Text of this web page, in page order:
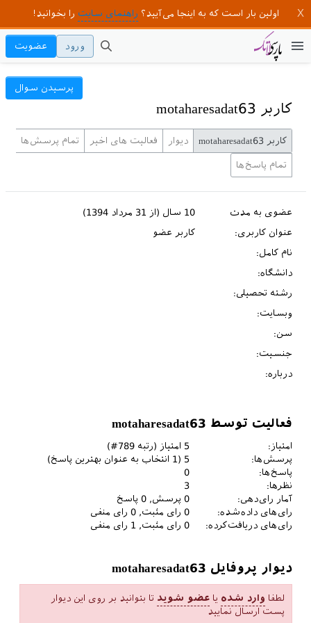
اولین بار است که به اینجا می‌آیید؟ راهنمای سایت را بخوانید!
ورود عضویت
کاربر motaharesadat63
پرسیدن سوال
کاربر motaharesadat63 دیوار فعالیت های اخیر تمام پرسش‌ها
تمام پاسخ‌ها
عضوی به مدت
10 سال (از 31 مرداد 1394)
عنوان کاربری:
کاربر عضو
نام کامل:
دانشگاه:
رشته تحصیلی:
وبسایت:
سن:
جنسیت:
درباره:
فعالیت توسط motaharesadat63
امتیاز: 5 امتیاز (رتبه789
#)
پرسش‌ها:
5
(
1 انتخاب به عنوان بهترین پاسخ)
پاسخ‌ها:
0
نظرها:
3
آمار رای‌دهی:
0 پرسش,0 پاسخ
رای‌های داده‌شده:
0 رای مثبت,0 رای منفی
رای‌های دریافت‌کرده:
0 رای مثبت, 1 رای منفی
دیوار پروفایل motaharesadat63
لطفا وارد شده یاعضو شوید تا بتوانید بر روی این دیوار
پست ارسال نمایید